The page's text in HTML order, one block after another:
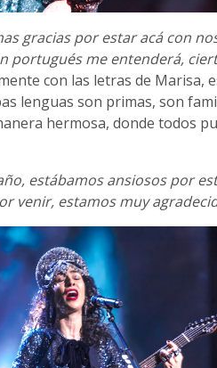
gracias por estar acá con
portugués me entenderá,
con las letras de Marisa,
lenguas son primas, son
hermosa, donde todos
estábamos ansiosos por
venir, estamos muy